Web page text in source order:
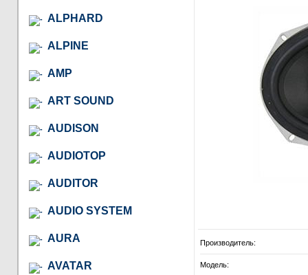
ALPHARD
ALPINE
AMP
ART SOUND
AUDISON
AUDIOTOP
AUDITOR
AUDIO SYSTEM
AURA
AVATAR
Производитель:
Модель: